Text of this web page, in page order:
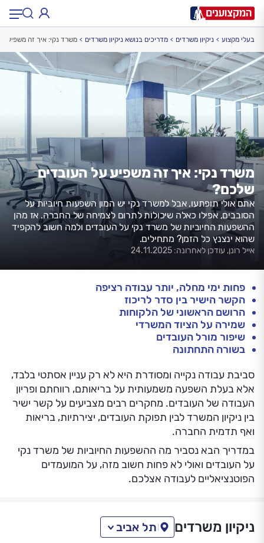
תחום
תחום:
עירעיר: תל אביב, חיפה…
משרד נקי: איך זה משפיע על העובדים
שלכם?
אתם אולי תופתעו, אבל למשרד נקי יש המון השפעות חיוביות על
הסובבים, אפילו כאלה שיכולות לתרום לצמיחה של החברה. אז מהן
ההשפעות החיוביות של משרד נקי על העובדים ולמה חשוב להקפיד
שהוא ינצנץ כל הזמן? מתחילים.
אייל רונן, עודכן לאחרונה: 24.11.2025
בעלי מקצוע ניקיון משרדים מדריכים בנושא ניקיון משרדים משרד נקי: איך זה משפיע
פחות ימי מחלה, יותר עבודה רציפה
הקשר הישיר בין סדר לריכוז
הרושם הראשוני של הלקוחות
שמירה על הציוד המשרדי
שיפור מורל העובדים
בשורה התחתונה
סביבת עבודה נקייה ומסודרת היא לא רק עניין אסתטי בלבד,
אלא בעלת השפעה משמעותית על בריאותם, רווחתם ופריון
העבודה של העובדים. מחקרים רבים מצביעים על קשר ישיר
בין ניקיון המשרד לבין תפוקת העובדים, יצירתיות, בריאות
ואף תדמית החברה.
במדריך הבא נסביר מה ההשפעות החיוביות של משרד נקי
על העובדים ואולי לא פחות חשוב מזה, על המועמדים
הפוטנציאליים לעבודה אצלכם.
ניקיון משרדים תל אביב